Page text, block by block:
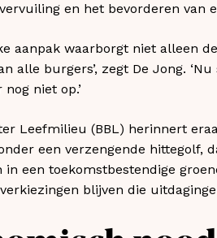
en het bevorderen van
aanpak waarborgt niet alleen
alle burgers’, zegt De Jong.
niet op.’
Leefmilieu (BBL) herinnert
een verzengende hittegolf,
in een toekomstbestendige
blijven die